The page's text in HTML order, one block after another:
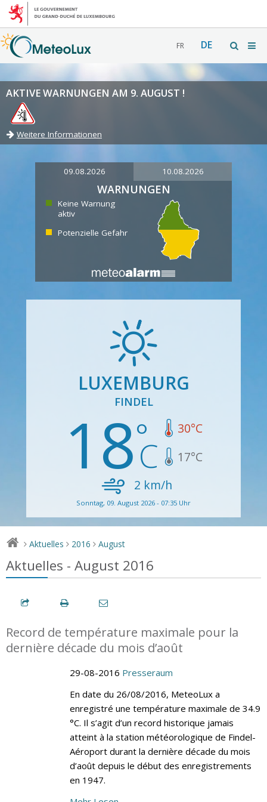
FR DE
AKTIVE WARNUNGEN AM 9. AUGUST !
Weitere Informationen
09.08.2026 10.08.2026
WARNUNGEN
Keine Warnung
aktiv
Potenzielle Gefahr
LUXEMBURG
FINDEL
18 30°C
17°C
2 km/h
Sonntag, 09. August 2026 - 07:35 Uhr
> Aktuelles > 2016 > August
Aktuelles - August 2016
Record de température maximale pour la
dernière décade du mois d’août
29-08-2016 Presseraum
En date du 26/08/2016, MeteoLux a
enregistré une température maximale de 34.9
°C. Il s’agit d’un record historique jamais
atteint à la station météorologique de Findel-
Aéroport durant la dernière décade du mois
d’août depuis le début des enregistrements
en 1947.